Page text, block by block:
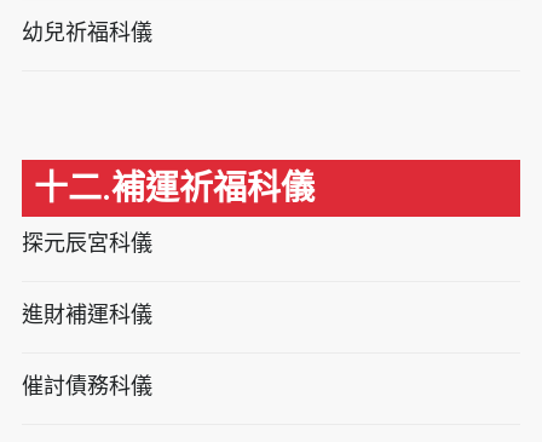
幼兒祈福科儀
十二.補運祈福科儀
探元辰宮科儀
進財補運科儀
催討債務科儀